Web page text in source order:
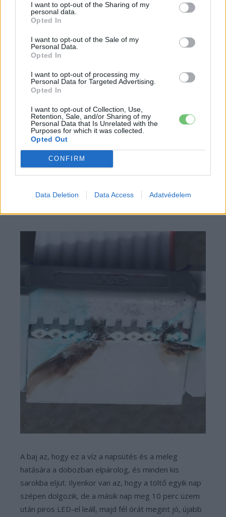
I want to opt-out of the Sharing of my
personal data.
Opted In
I want to opt-out of the Sale of my
Personal Data.
Opted In
I want to opt-out of processing my
Personal Data for Targeted Advertising.
Opted In
I want to opt-out of Collection, Use,
Retention, Sale, and/or Sharing of my
Personal Data that Is Unrelated with the
Purposes for which it was collected.
Opted Out
CONFIRM
Data Deletion Data Access Adatvédelem
A baj az, hogy ez a víz a napsütés és a meleg
hatására a dobozban elpárolog, és minden kis
sarokba eljut. Ilyenkor van az, hogy a töltő egyik nap
szépen dolgozik, de a másik nap meg 10 perc üzem
után piros LED-el leáll, majd fél órát megint jó, újabb